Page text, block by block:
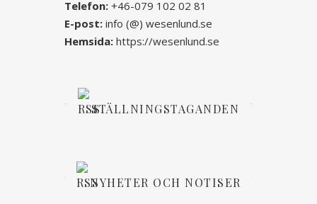
Telefon: +46-079 102 02 81
E-post: info (@) wesenlund.se
Hemsida: https://wesenlund.se
STÄLLNINGSTAGANDEN
NYHETER OCH NOTISER